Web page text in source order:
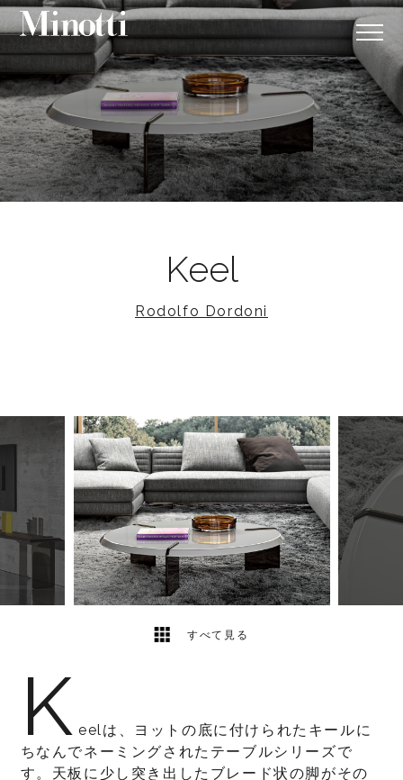
Keel
Rodolfo Dordoni
すべて見る
10 2
K eelは、ヨットの底に付けられたキールに
ちなんでネーミングされたテーブルシリーズで
す。天板に少し突き出したブレード状の脚がその